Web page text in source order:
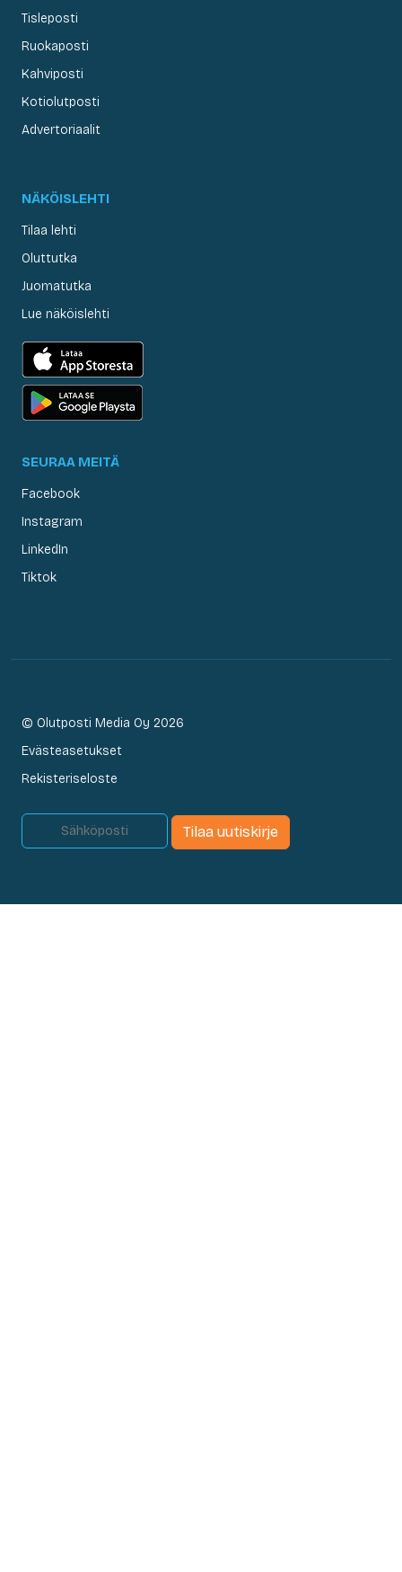
Tisleposti
Ruokaposti
Kahviposti
Kotiolutposti
Advertoriaalit
NÄKÖISLEHTI
Tilaa lehti
Oluttutka
Juomatutka
Lue näköislehti
SEURAA MEITÄ
Facebook
Instagram
LinkedIn
Tiktok
© Olutposti Media Oy 2026
Evästeasetukset
Rekisteriseloste
Tilaa uutiskirje